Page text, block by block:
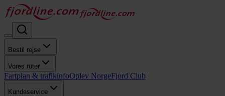
Bestil rejse
Vores ruter
Fartplan & trafikinfoOplev NorgeFjord Club
Kundeservice